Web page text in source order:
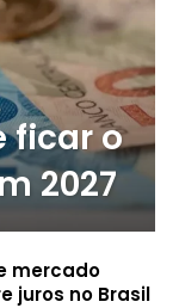
ficar o
2027
mercado
juros no Brasil